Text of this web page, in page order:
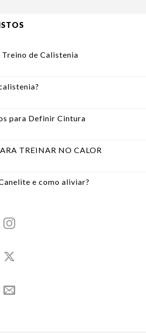
de Calistenia
para Definir Cintura
TREINAR NO CALOR
e como aliviar?